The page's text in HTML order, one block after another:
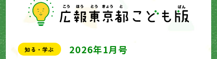
知る・学ぶ 2026年1月号